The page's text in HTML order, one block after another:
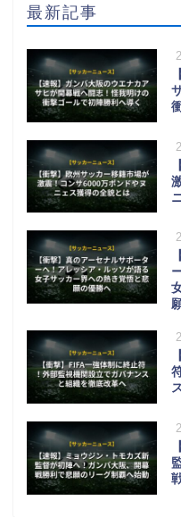
最新記事